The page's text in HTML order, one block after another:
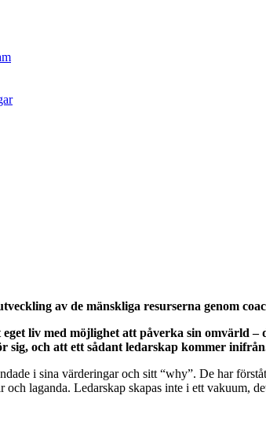
av de mänskliga resurserna genom
liv med möjlighet att påverka sin omvärld
sig, och att ett sådant ledarskap kommer
i sina värderingar och sitt “why”. De har
och laganda. Ledarskap skapas inte i ett